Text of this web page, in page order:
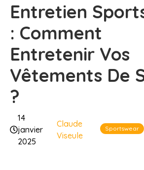
Entretien
: Comment
Entretenir Vos
Vêtements De
?
14
janvier
2025
Claude
Viseule
Sportswear